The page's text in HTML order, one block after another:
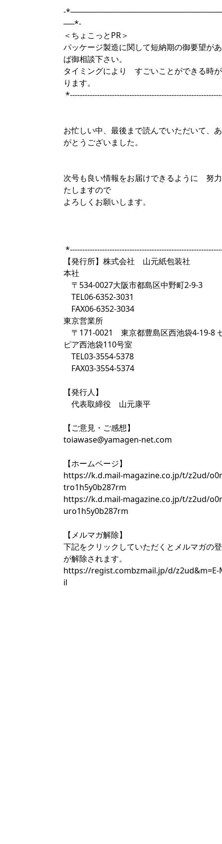
-
──*-
＜ちょこっとPR＞
パッケージ製造に関して短納期の御要望が
ば御相談下さい。
タイミングにより すごいことができる時
ります。
お忙しい中、最後まで読んでいただいて、
がとうございました。
次号も良い情報をお届けできるように 努
たしますので
よろしくお願いします。
【発行所】株式会社 山元紙包装社
本社
〒534-0027大阪市都島区中野町2-9-3
TEL06-6352-3031
FAX06-6352-3034
東京営業所
〒171-0021 東京都豊島区西池袋4-19-8
ピア西池袋110号室
TEL03-3554-5378
FAX03-3554-5374
【発行人】
代表取締役 山元康平
【ご意見・ご感想】
toiawase@yamagen-net.com
【ホームページ】
https://k.d.mail-magazine.co.jp/t/z2ud/
tro1h5y0b287rm
https://k.d.mail-magazine.co.jp/t/z2ud/
uro1h5y0b287rm
【メルマガ解除】
下記をクリックしていただくとメルマガの
が解除されます。
https://regist.combzmail.jp/d/z2ud&m=E-
il